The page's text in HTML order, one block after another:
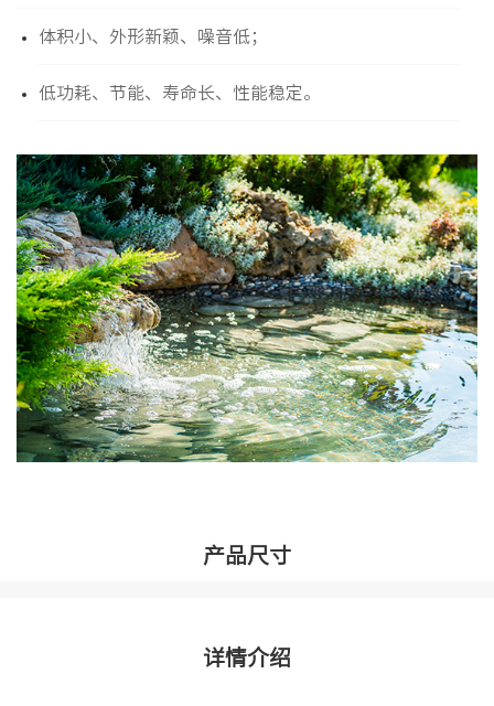
体积小、外形新颖、噪音低；
低功耗、节能、寿命长、性能稳定。
产品尺寸
详情介绍